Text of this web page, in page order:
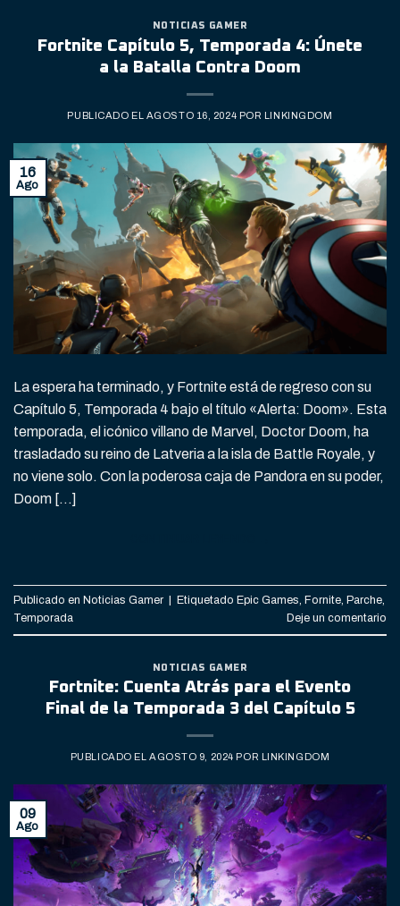
NOTICIAS GAMER
Fortnite Capítulo 5, Temporada 4: Únete
a la Batalla Contra Doom
PUBLICADO EL AGOSTO 16, 2024 POR LINKINGDOM
16
Ago
La espera ha terminado, y Fortnite está de regreso con su
Capítulo 5, Temporada 4 bajo el título «Alerta: Doom». Esta
temporada, el icónico villano de Marvel, Doctor Doom, ha
trasladado su reino de Latveria a la isla de Battle Royale, y
no viene solo. Con la poderosa caja de Pandora en su poder,
Doom […]
Publicado en Noticias Gamer | Etiquetado Epic Games, Fornite, Parche,
Temporada
Deje un comentario
NOTICIAS GAMER
Fortnite: Cuenta Atrás para el Evento
Final de la Temporada 3 del Capítulo 5
PUBLICADO EL AGOSTO 9, 2024 POR LINKINGDOM
09
Ago